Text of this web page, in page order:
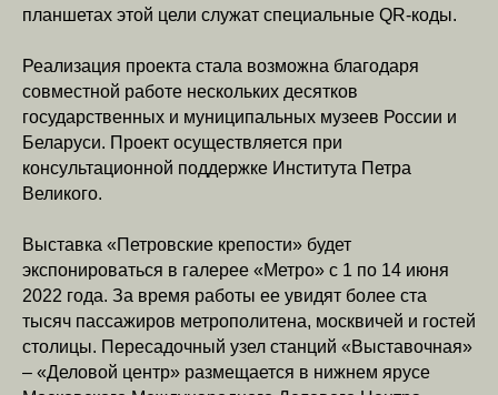
планшетах этой цели служат специальные QR-коды.
Реализация проекта стала возможна благодаря
совместной работе нескольких десятков
государственных и муниципальных музеев России и
Беларуси. Проект осуществляется при
консультационной поддержке Института Петра
Великого.
Выставка «Петровские крепости» будет
экспонироваться в галерее «Метро» с 1 по 14 июня
2022 года. За время работы ее увидят более ста
тысяч пассажиров метрополитена, москвичей и гостей
столицы. Пересадочный узел станций «Выставочная»
– «Деловой центр» размещается в нижнем ярусе